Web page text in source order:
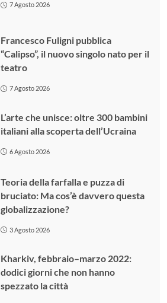
7 Agosto 2026
Francesco Fuligni pubblica
“Calipso”, il nuovo singolo nato per il
teatro
7 Agosto 2026
L’arte che unisce: oltre 300 bambini
italiani alla scoperta dell’Ucraina
6 Agosto 2026
Teoria della farfalla e puzza di
bruciato: Ma cos’è davvero questa
globalizzazione?
3 Agosto 2026
Kharkiv, febbraio–marzo 2022:
dodici giorni che non hanno
spezzato la città